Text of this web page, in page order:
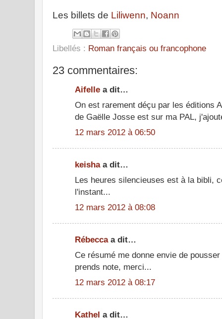
Les billets de Liliwenn, Noann
Libellés : Roman français ou francophone
23 commentaires:
Aifelle a dit…
On est rarement déçu par les éditions
de Gaëlle Josse est sur ma PAL,
12 mars 2012 à 06:50
keishaa dit…
Les heures silencieuses est à la bibli,
l'instant...
12 mars 2012 à 08:08
Rébeccaa dit…
Ce résumé me donne envie de
prends note, merci...
12 mars 2012 à 08:17
Kathel a dit…